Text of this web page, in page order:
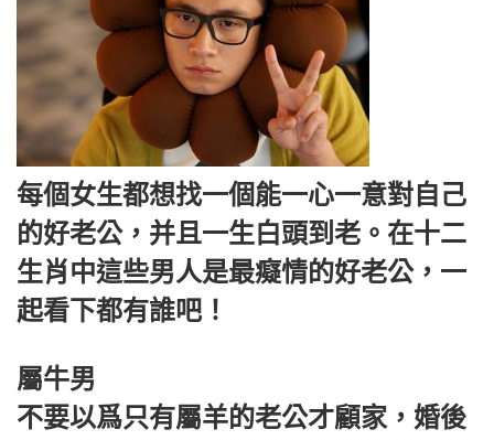
每個女生都想找一個能一心一意對自己
的好老公，并且一生白頭到老。在十二
生肖中這些男人是最癡情的好老公，一
起看下都有誰吧！
屬牛男
不要以爲只有屬羊的老公才顧家，婚後